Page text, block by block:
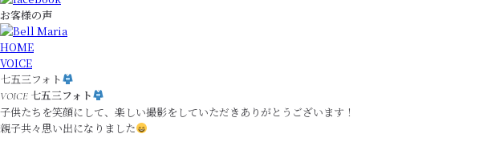
お客様の声
HOME
VOICE
七五三フォト
VOICE 七五三フォト
子供たちを笑顔にして、楽しい撮影をしていただきありがとうございます！
親子共々思い出になりました